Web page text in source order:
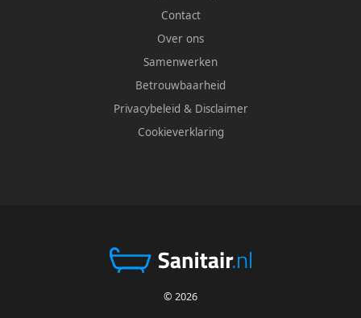
Contact
Over ons
Samenwerken
Betrouwbaarheid
Privacybeleid & Disclaimer
Cookieverklaring
© 2026